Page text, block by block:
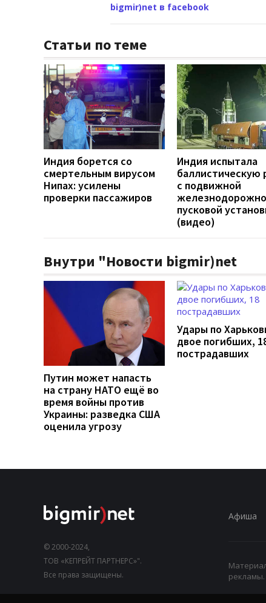
bigmir)net в facebook
Статьи по теме
Индия борется со
смертельным вирусом
Нипах: усилены
проверки пассажиров
Индия испытала
баллистическую
с подвижной
пусковой
(видео)
Внутри "Новости bigmir)net
Путин может напасть
на страну НАТО ещё во
время войны против
Украины: разведка США
оценила угрозу
Удары по
двое погибших,
пострадавших
© 2000-2024,
ТОВ «КЕПРЕЙТ ПАРТНЕРС»".
Все права защищены.
Афиша
рекламы.